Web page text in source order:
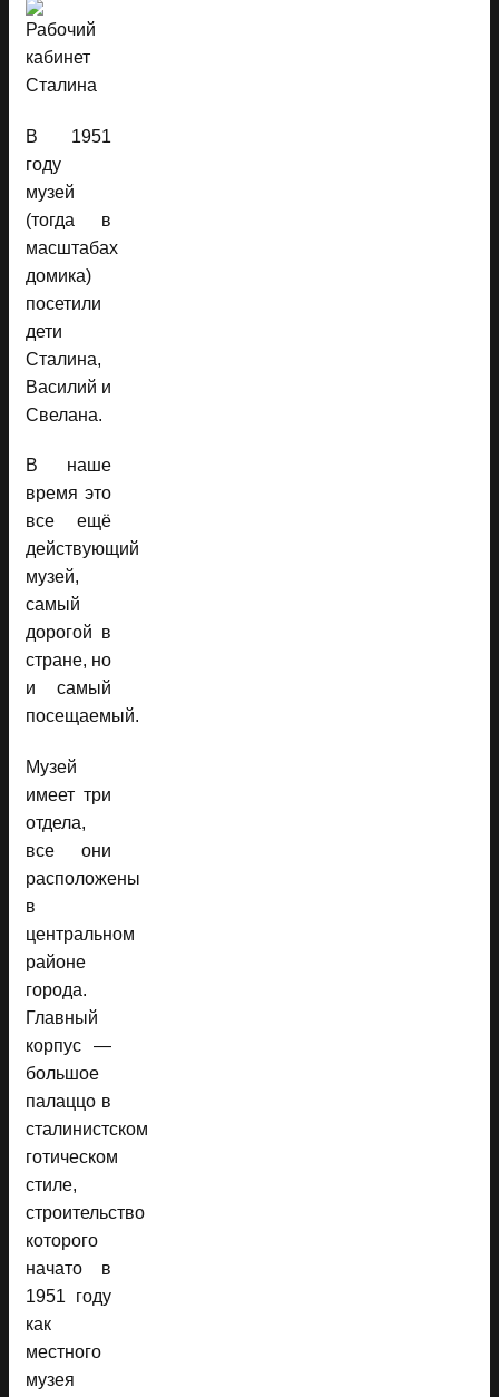
В 1951
году
музей
(тогда в
масштабах
домика)
посетили
дети
Сталина,
Василий и
Свелана.
В наше
время это
все ещё
действующий
музей,
самый
дорогой в
стране, но
и самый
посещаемый.
Музей
имеет три
отдела,
все они
расположены
в
центральном
районе
города.
Главный
корпус —
большое
палаццо в
сталинистском
готическом
стиле,
строительство
которого
начато в
1951 году
как
местного
музея